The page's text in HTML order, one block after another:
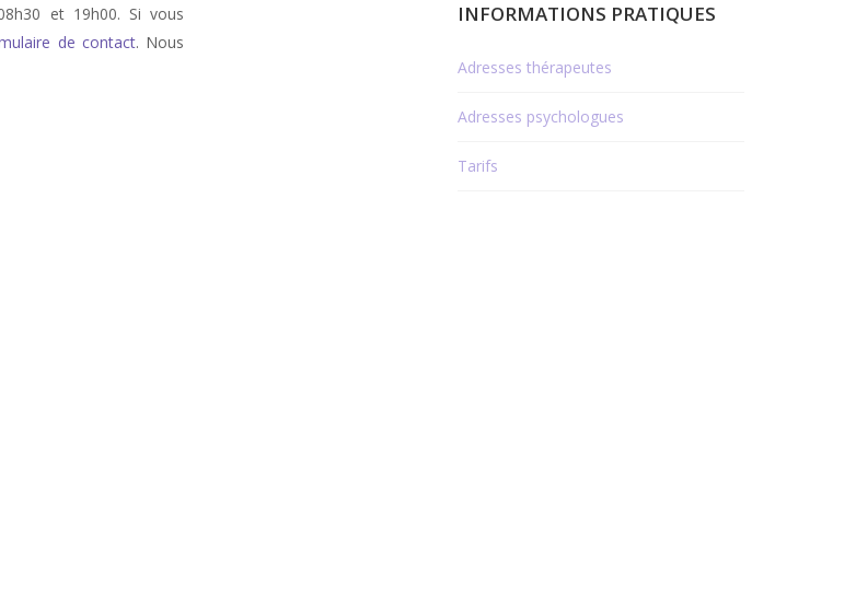
et 19h00. Si vous
de contact. Nous
INFORMATIONS PRATIQUES
Adresses thérapeutes
Adresses psychologues
Tarifs